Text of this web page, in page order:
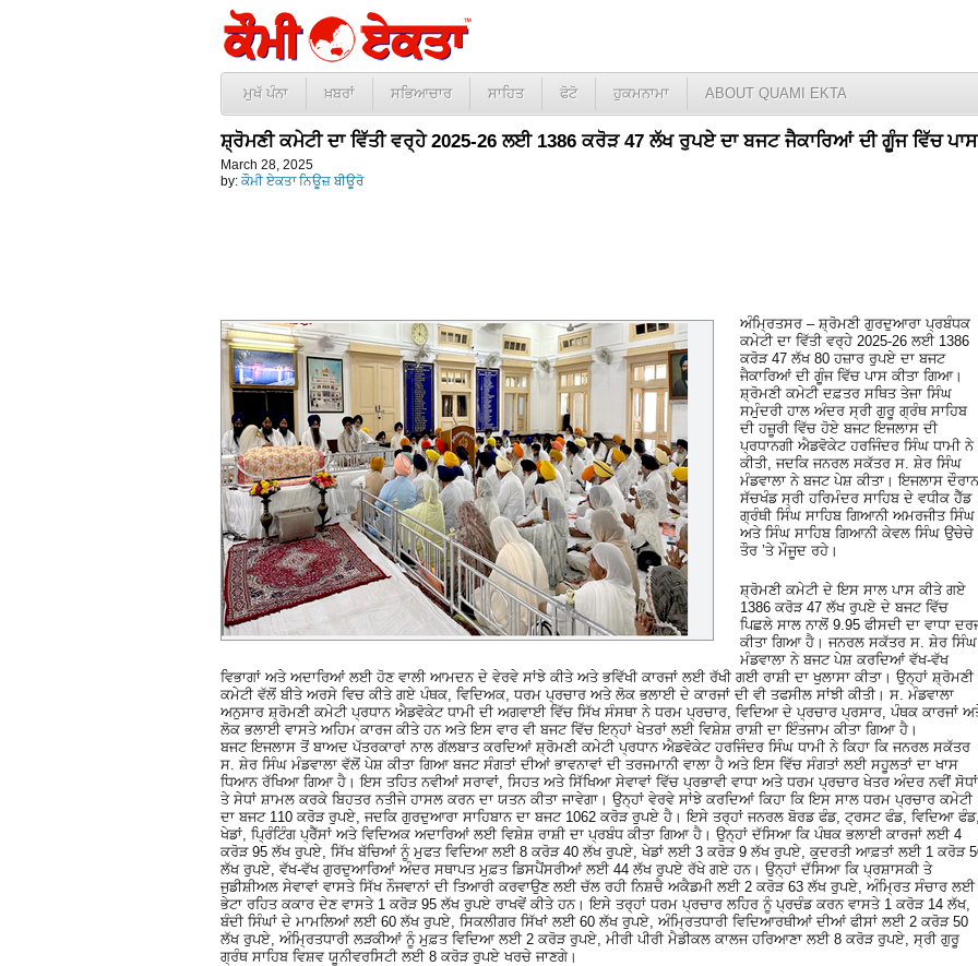
ਮੁਖੱ ਪੰਨਾ ਖ਼ਬਰਾਂ ਸਭਿਆਚਾਰ ਸਾਹਿਤ ਫੋਟੋ ਹੁਕਮਨਾਮਾ ABOUT QUAMI EKTA
ਸ਼੍ਰੋਮਣੀ ਕਮੇਟੀ ਦਾ ਵਿੱਤੀ ਵਰ੍ਹੇ 2025-26 ਲਈ 1386 ਕਰੋੜ 47 ਲੱਖ ਰੁਪਏ ਦਾ ਬਜਟ ਜੈਕਾਰਿਆਂ ਦੀ ਗੂੰਜ ਵਿੱਚ ਪਾਸ
March 28, 2025
by: ਕੌਮੀ ਏਕਤਾ ਨਿਊਜ਼ ਬੀਊਰੋ
ਅੰਮ੍ਰਿਤਸਰ – ਸ਼੍ਰੋਮਣੀ ਗੁਰਦੁਆਰਾ ਪ੍ਰਬੰਧਕ
ਕਮੇਟੀ ਦਾ ਵਿੱਤੀ ਵਰ੍ਹੇ 2025-26 ਲਈ 1386
ਕਰੋੜ 47 ਲੱਖ 80 ਹਜ਼ਾਰ ਰੁਪਏ ਦਾ ਬਜਟ
ਜੈਕਾਰਿਆਂ ਦੀ ਗੂੰਜ ਵਿੱਚ ਪਾਸ ਕੀਤਾ ਗਿਆ।
ਸ਼੍ਰੋਮਣੀ ਕਮੇਟੀ ਦਫ਼ਤਰ ਸਥਿਤ ਤੇਜਾ ਸਿੰਘ
ਸਮੁੰਦਰੀ ਹਾਲ ਅੰਦਰ ਸ੍ਰੀ ਗੁਰੂ ਗ੍ਰੰਥ ਸਾਹਿਬ
ਦੀ ਹਜ਼ੂਰੀ ਵਿੱਚ ਹੋਏ ਬਜਟ ਇਜਲਾਸ ਦੀ
ਪ੍ਰਧਾਨਗੀ ਐਡਵੋਕੇਟ ਹਰਜਿੰਦਰ ਸਿੰਘ ਧਾਮੀ ਨੇ
ਕੀਤੀ, ਜਦਕਿ ਜਨਰਲ ਸਕੱਤਰ ਸ. ਸ਼ੇਰ ਸਿੰਘ
ਮੰਡਵਾਲਾ ਨੇ ਬਜਟ ਪੇਸ਼ ਕੀਤਾ। ਇਜਲਾਸ ਦੌਰਾਨ
ਸੱਚਖੰਡ ਸ੍ਰੀ ਹਰਿਮੰਦਰ ਸਾਹਿਬ ਦੇ ਵਧੀਕ ਹੈੱਡ
ਗ੍ਰੰਥੀ ਸਿੰਘ ਸਾਹਿਬ ਗਿਆਨੀ ਅਮਰਜੀਤ ਸਿੰਘ
ਅਤੇ ਸਿੰਘ ਸਾਹਿਬ ਗਿਆਨੀ ਕੇਵਲ ਸਿੰਘ ਉਚੇਚੇ
ਤੌਰ ’ਤੇ ਮੌਜੂਦ ਰਹੇ।
ਸ਼੍ਰੋਮਣੀ ਕਮੇਟੀ ਦੇ ਇਸ ਸਾਲ ਪਾਸ ਕੀਤੇ ਗਏ
1386 ਕਰੋੜ 47 ਲੱਖ ਰੁਪਏ ਦੇ ਬਜਟ ਵਿੱਚ
ਪਿਛਲੇ ਸਾਲ ਨਾਲੋਂ 9.95 ਫੀਸਦੀ ਦਾ ਵਾਧਾ
ਕੀਤਾ ਗਿਆ ਹੈ। ਜਨਰਲ ਸਕੱਤਰ ਸ. ਸ਼ੇਰ ਸਿੰਘ
ਮੰਡਵਾਲਾ ਨੇ ਬਜਟ ਪੇਸ਼ ਕਰਦਿਆਂ ਵੱਖ-ਵੱਖ
ਵਿਭਾਗਾਂ ਅਤੇ ਅਦਾਰਿਆਂ ਲਈ ਹੋਣ ਵਾਲੀ ਆਮਦਨ ਦੇ ਵੇਰਵੇ ਸਾਂਝੇ ਕੀਤੇ ਅਤੇ ਭਵਿੱਖੀ ਕਾਰਜਾਂ ਲਈ ਰੱਖੀ ਗਈ ਰਾਸ਼ੀ ਦਾ ਖੁਲਾਸਾ ਕੀਤਾ। ਉਨ੍ਹਾਂ ਸ਼੍ਰੋਮਣੀ
ਕਮੇਟੀ ਵੱਲੋਂ ਬੀਤੇ ਅਰਸੇ ਵਿਚ ਕੀਤੇ ਗਏ ਪੰਥਕ, ਵਿਦਿਅਕ, ਧਰਮ ਪ੍ਰਚਾਰ ਅਤੇ ਲੋਕ ਭਲਾਈ ਦੇ ਕਾਰਜਾਂ ਦੀ ਵੀ ਤਫਸੀਲ ਸਾਂਝੀ ਕੀਤੀ। ਸ. ਮੰਡਵਾਲਾ
ਅਨੁਸਾਰ ਸ਼੍ਰੋਮਣੀ ਕਮੇਟੀ ਪ੍ਰਧਾਨ ਐਡਵੋਕੇਟ ਧਾਮੀ ਦੀ ਅਗਵਾਈ ਵਿੱਚ ਸਿੱਖ ਸੰਸਥਾ ਨੇ ਧਰਮ ਪ੍ਰਚਾਰ, ਵਿਦਿਆ ਦੇ ਪ੍ਰਚਾਰ ਪ੍ਰਸਾਰ, ਪੰਥਕ ਕਾਰਜਾਂ
ਲੋਕ ਭਲਾਈ ਵਾਸਤੇ ਅਹਿਮ ਕਾਰਜ ਕੀਤੇ ਹਨ ਅਤੇ ਇਸ ਵਾਰ ਵੀ ਬਜਟ ਵਿੱਚ ਇਨ੍ਹਾਂ ਖੇਤਰਾਂ ਲਈ ਵਿਸ਼ੇਸ਼ ਰਾਸ਼ੀ ਦਾ ਇੰਤਜਾਮ ਕੀਤਾ ਗਿਆ ਹੈ।
ਬਜਟ ਇਜਲਾਸ ਤੋਂ ਬਾਅਦ ਪੱਤਰਕਾਰਾਂ ਨਾਲ ਗੱਲਬਾਤ ਕਰਦਿਆਂ ਸ਼੍ਰੋਮਣੀ ਕਮੇਟੀ ਪ੍ਰਧਾਨ ਐਡਵੋਕੇਟ ਹਰਜਿੰਦਰ ਸਿੰਘ ਧਾਮੀ ਨੇ ਕਿਹਾ ਕਿ ਜਨਰਲ ਸਕੱਤਰ
ਸ. ਸ਼ੇਰ ਸਿੰਘ ਮੰਡਵਾਲਾ ਵੱਲੋਂ ਪੇਸ਼ ਕੀਤਾ ਗਿਆ ਬਜਟ ਸੰਗਤਾਂ ਦੀਆਂ ਭਾਵਨਾਵਾਂ ਦੀ ਤਰਜਮਾਨੀ ਵਾਲਾ ਹੈ ਅਤੇ ਇਸ ਵਿੱਚ ਸੰਗਤਾਂ ਲਈ ਸਹੂਲਤਾਂ ਦਾ ਖਾਸ
ਧਿਆਨ ਰੱਖਿਆ ਗਿਆ ਹੈ। ਇਸ ਤਹਿਤ ਨਵੀਆਂ ਸਰਾਵਾਂ, ਸਿਹਤ ਅਤੇ ਸਿੱਖਿਆ ਸੇਵਾਵਾਂ ਵਿੱਚ ਪ੍ਰਭਾਵੀ ਵਾਧਾ ਅਤੇ ਧਰਮ ਪ੍ਰਚਾਰ ਖੇਤਰ ਅੰਦਰ ਨਵੀਂ ਸੋਧਾਂ
ਤੇ ਸੇਧਾਂ ਸ਼ਾਮਲ ਕਰਕੇ ਬਿਹਤਰ ਨਤੀਜੇ ਹਾਸਲ ਕਰਨ ਦਾ ਯਤਨ ਕੀਤਾ ਜਾਵੇਗਾ। ਉਨ੍ਹਾਂ ਵੇਰਵੇ ਸਾਂਝੇ ਕਰਦਿਆਂ ਕਿਹਾ ਕਿ ਇਸ ਸਾਲ ਧਰਮ ਪ੍ਰਚਾਰ ਕਮੇਟੀ
ਦਾ ਬਜਟ 110 ਕਰੋੜ ਰੁਪਏ, ਜਦਕਿ ਗੁਰਦੁਆਰਾ ਸਾਹਿਬਾਨ ਦਾ ਬਜਟ 1062 ਕਰੋੜ ਰੁਪਏ ਹੈ। ਇਸੇ ਤਰ੍ਹਾਂ ਜਨਰਲ ਬੋਰਡ ਫੰਡ, ਟ੍ਰਸਟ ਫੰਡ, ਵਿਦਿਆ ਫੰਡ,
ਖੇਡਾਂ, ਪ੍ਰਿੰਟਿੰਗ ਪ੍ਰੈੱਸਾਂ ਅਤੇ ਵਿਦਿਅਕ ਅਦਾਰਿਆਂ ਲਈ ਵਿਸ਼ੇਸ਼ ਰਾਸ਼ੀ ਦਾ ਪ੍ਰਬੰਧ ਕੀਤਾ ਗਿਆ ਹੈ। ਉਨ੍ਹਾਂ ਦੱਸਿਆ ਕਿ ਪੰਥਕ ਭਲਾਈ ਕਾਰਜਾਂ ਲਈ 4
ਕਰੋੜ 95 ਲੱਖ ਰੁਪਏ, ਸਿੱਖ ਬੱਚਿਆਂ ਨੂੰ ਮੁਫਤ ਵਿਦਿਆ ਲਈ 8 ਕਰੋੜ 40 ਲੱਖ ਰੁਪਏ, ਖੇਡਾਂ ਲਈ 3 ਕਰੋੜ 9 ਲੱਖ ਰੁਪਏ, ਕੁਦਰਤੀ ਆਫ਼ਤਾਂ ਲਈ 1 ਕਰੋੜ
ਲੱਖ ਰੁਪਏ, ਵੱਖ-ਵੱਖ ਗੁਰਦੁਆਰਿਆਂ ਅੰਦਰ ਸਥਾਪਤ ਮੁਫ਼ਤ ਡਿਸਪੈਂਸਰੀਆਂ ਲਈ 44 ਲੱਖ ਰੁਪਏ ਰੱਖੇ ਗਏ ਹਨ। ਉਨ੍ਹਾਂ ਦੱਸਿਆ ਕਿ ਪ੍ਰਸ਼ਾਸਕੀ ਤੇ
ਜੁਡੀਸ਼ੀਅਲ ਸੇਵਾਵਾਂ ਵਾਸਤੇ ਸਿੱਖ ਨੌਜਵਾਨਾਂ ਦੀ ਤਿਆਰੀ ਕਰਵਾਉਣ ਲਈ ਚੱਲ ਰਹੀ ਨਿਸ਼ਚੈ ਅਕੈਡਮੀ ਲਈ 2 ਕਰੋੜ 63 ਲੱਖ ਰੁਪਏ, ਅੰਮ੍ਰਿਤ ਸੰਚਾਰ ਲਈ
ਭੇਟਾ ਰਹਿਤ ਕਕਾਰ ਦੇਣ ਵਾਸਤੇ 1 ਕਰੋੜ 95 ਲੱਖ ਰੁਪਏ ਰਾਖਵੇਂ ਕੀਤੇ ਹਨ। ਇਸੇ ਤਰ੍ਹਾਂ ਧਰਮ ਪ੍ਰਚਾਰ ਲਹਿਰ ਨੂੰ ਪ੍ਰਚੰਡ ਕਰਨ ਵਾਸਤੇ 1 ਕਰੋੜ 14 ਲੱਖ,
ਬੰਦੀ ਸਿੰਘਾਂ ਦੇ ਮਾਮਲਿਆਂ ਲਈ 60 ਲੱਖ ਰੁਪਏ, ਸਿਕਲੀਗਰ ਸਿੱਖਾਂ ਲਈ 60 ਲੱਖ ਰੁਪਏ, ਅੰਮ੍ਰਿਤਧਾਰੀ ਵਿਦਿਆਰਥੀਆਂ ਦੀਆਂ ਫੀਸਾਂ ਲਈ 2 ਕਰੋੜ 50
ਲੱਖ ਰੁਪਏ, ਅੰਮ੍ਰਿਤਧਾਰੀ ਲੜਕੀਆਂ ਨੂੰ ਮੁਫ਼ਤ ਵਿਦਿਆ ਲਈ 2 ਕਰੋੜ ਰੁਪਏ, ਮੀਰੀ ਪੀਰੀ ਮੈਡੀਕਲ ਕਾਲਜ ਹਰਿਆਣਾ ਲਈ 8 ਕਰੋੜ ਰੁਪਏ, ਸ੍ਰੀ ਗੁਰੂ
ਗ੍ਰੰਥ ਸਾਹਿਬ ਵਿਸ਼ਵ ਯੂਨੀਵਰਸਿਟੀ ਲਈ 8 ਕਰੋੜ ਰੁਪਏ ਖਰਚੇ ਜਾਣਗੇ।